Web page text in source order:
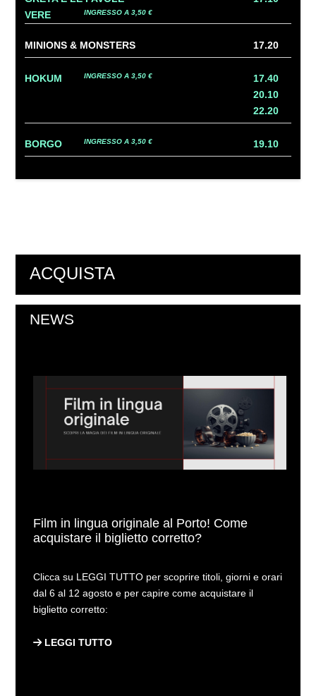
VERE
INGRESSO A 3,50 €
MINIONS & MONSTERS 17.20
HOKUM INGRESSO A 3,50 €
17.40
20.10
22.20
BORGO INGRESSO A 3,50 € 19.10
ACQUISTA
NEWS
Film in lingua originale al Porto! Come
acquistare il biglietto corretto?
Clicca su LEGGI TUTTO per scoprire titoli, giorni e orari
dal 6 al 12 agosto e per capire come acquistare il
biglietto corretto:
LEGGI TUTTO